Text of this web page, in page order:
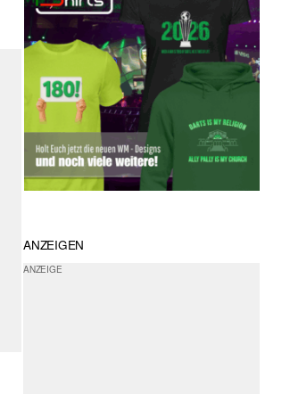
ANZEIGEN